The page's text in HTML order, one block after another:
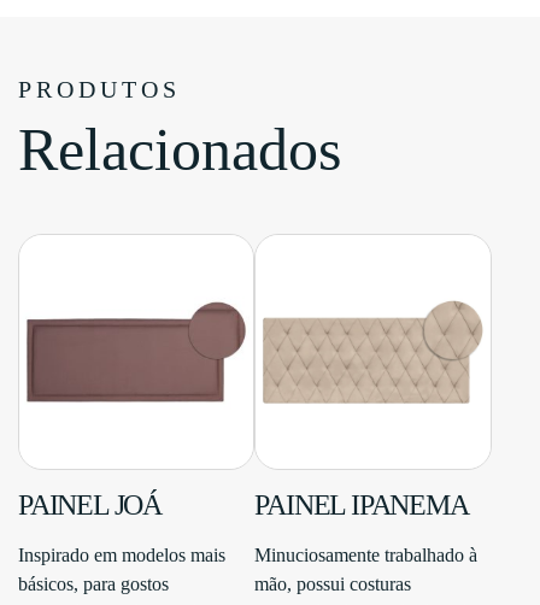
PRODUTOS
Relacionados
PAINEL JOÁ
Inspirado em modelos mais
básicos, para gostos
PAINEL IPANEMA
Minuciosamente trabalhado à
mão, possui costuras